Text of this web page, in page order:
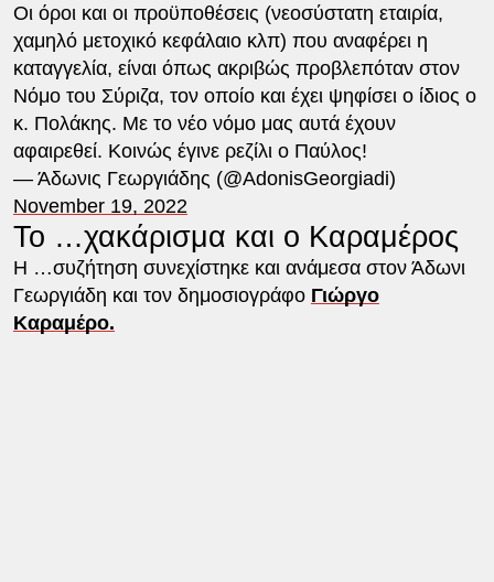
Οι όροι και οι προϋποθέσεις (νεοσύστατη εταιρία,
χαμηλό μετοχικό κεφάλαιο κλπ) που αναφέρει η
καταγγελία, είναι όπως ακριβώς προβλεπόταν στον
Νόμο του Σύριζα, τον οποίο και έχει ψηφίσει ο ίδιος ο
κ. Πολάκης. Με το νέο νόμο μας αυτά έχουν
αφαιρεθεί. Κοινώς έγινε ρεζίλι ο Παύλος!
— Άδωνις Γεωργιάδης (@AdonisGeorgiadi)
November 19, 2022
Το …χακάρισμα και ο Καραμέρος
Η …συζήτηση συνεχίστηκε και ανάμεσα στον Άδωνι
Γεωργιάδη και τον δημοσιογράφο Γιώργο
Καραμέρο.